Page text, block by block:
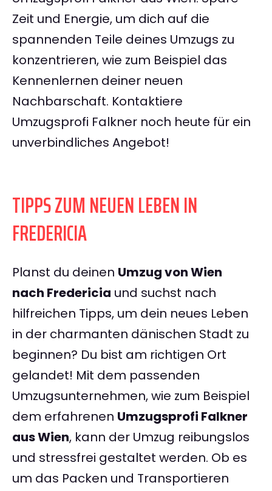
Zeit und Energie, um dich auf die
spannenden Teile deines Umzugs zu
konzentrieren, wie zum Beispiel das
Kennenlernen deiner neuen
Nachbarschaft. Kontaktiere
Umzugsprofi Falkner noch heute für ein
unverbindliches Angebot!
TIPPS ZUM NEUEN LEBEN IN
FREDERICIA
Planst du deinen Umzug von Wien
nach Fredericia und suchst nach
hilfreichen Tipps, um dein neues Leben
in der charmanten dänischen Stadt zu
beginnen? Du bist am richtigen Ort
gelandet! Mit dem passenden
Umzugsunternehmen, wie zum Beispiel
dem erfahrenen Umzugsprofi Falkner
aus Wien, kann der Umzug reibungslos
und stressfrei gestaltet werden. Ob es
um das Packen und Transportieren